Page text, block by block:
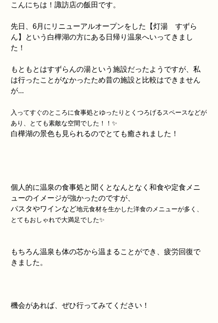
こんにちは！諏訪店の飯田です。
先日、6月にリニューアルオープンをした【灯湯 すずら
ん】という白樺湖の方にある日帰り温泉へいってきまし
た！
もともとはすずらんの湯という施設だったようですが、私
は行ったことがなかったため昔の施設と比較はできません
が...
入ってすぐのところに食事処とゆったりとくつろげるスペースなどが
あり、とても素敵な空間でした！！✨
白樺湖の景色も見られるのでとても癒されました！
個人的に温泉の食事処と聞くとなんとなく和食や定食メニ
ューのイメージが強かったのですが、
パスタやワインなど地元食材を生かした洋食のメニューが多く、
とてもおしゃれで大満足でした✨
もちろん温泉も体の芯から温まることができ、疲労回復で
きました。
機会があれば、ぜひ行ってみてください！